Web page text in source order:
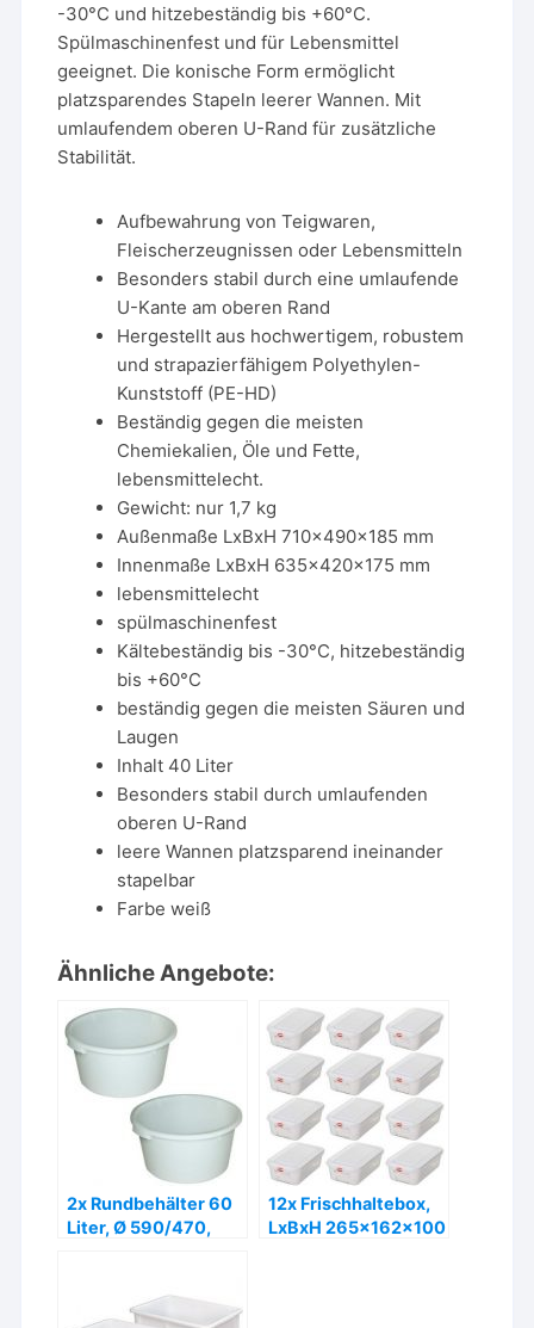
-30°C und hitzebeständig bis +60°C.
Spülmaschinenfest und für Lebensmittel
geeignet. Die konische Form ermöglicht
platzsparendes Stapeln leerer Wannen. Mit
umlaufendem oberen U-Rand für zusätzliche
Stabilität.
Aufbewahrung von Teigwaren,
Fleischerzeugnissen oder Lebensmitteln
Besonders stabil durch eine umlaufende
U-Kante am oberen Rand
Hergestellt aus hochwertigem, robustem
und strapazierfähigem Polyethylen-
Kunststoff (PE-HD)
Beständig gegen die meisten
Chemiekalien, Öle und Fette,
lebensmittelecht.
Gewicht: nur 1,7 kg
Außenmaße LxBxH 710x490x185 mm
Innenmaße LxBxH 635x420x175 mm
lebensmittelecht
spülmaschinenfest
Kältebeständig bis -30°C, hitzebeständig
bis +60°C
beständig gegen die meisten Säuren und
Laugen
Inhalt 40 Liter
Besonders stabil durch umlaufenden
oberen U-Rand
leere Wannen platzsparend ineinander
stapelbar
Farbe weiß
Ähnliche Angebote:
2x Rundbehälter 60
Liter, Ø 590/470,
12x Frischhaltebox,
LxBxH 265x162x100